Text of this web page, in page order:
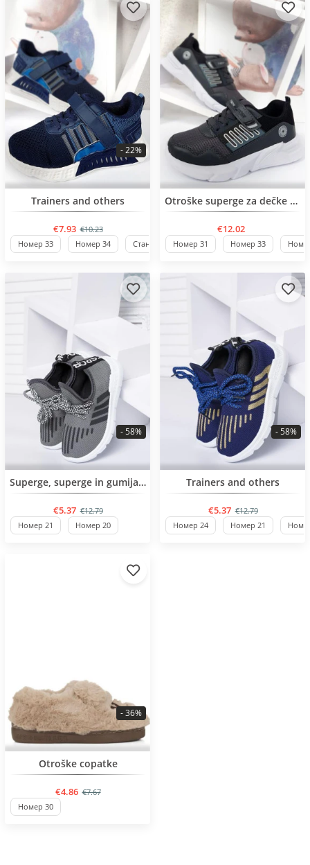
BESTSELLER
Trainers and others
€7.93 €10.23
- 22%
Номер 33 Номер 34 Стандартен
BESTSELLEROtroške superge za dečke od 31 do 35 št.
€12.02
Номер 31 Номер 33
BESTSELLERSuperge, superge in gumijasti škornji
€5.37 €12.79
- 58%
Номер 21 Номер 20
BESTSELLER
Trainers and others
€5.37 €12.79
- 58%
Номер 24 Номер 21
BESTSELLER
Otroške copatke
€4.86 €7.67
- 36%
Номер 30